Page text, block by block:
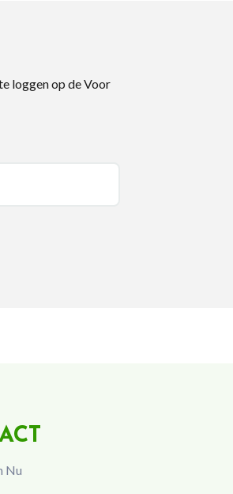
loggen op de Voor
Nu